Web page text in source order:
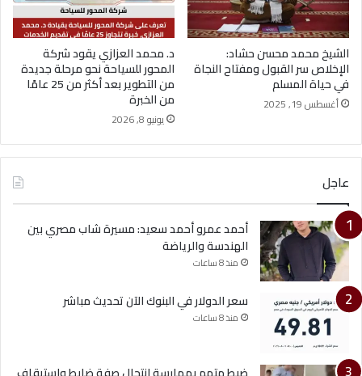
الشيخ محمد محسن حشاد:
الإخلاص سر القبول ومفتاح النجاة
في حياة المسلم
أغسطس 19, 2025
د. محمد العزازي يقود شركة
المحور للسياحة نحو مرحلة جديدة
من التطوير بعد أكثر من 25 عامًا
من الخبرة
يونيو 8, 2026
عاجل
أحمد عمرو أحمد سعيد: مسيرة شاب مصري بين
الهندسة والرياضة
منذ 8 ساعات
سعر الدولار في البنوك الآن تحديث مباشر
منذ 8 ساعات